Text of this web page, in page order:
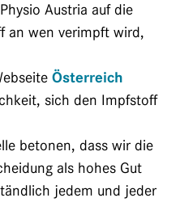
Austria auf die
an wen verimpft wird,
Österreich
sich den Impfstoff
betonen, dass wir die
als hohes Gut
jedem und jeder